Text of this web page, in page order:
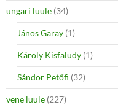
ungari luule (34)
János Garay (1)
Károly Kisfaludy (1)
Sándor Petőfi (32)
vene luule (227)